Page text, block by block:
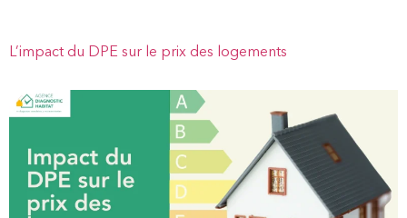
L’impact du DPE sur le prix des logements